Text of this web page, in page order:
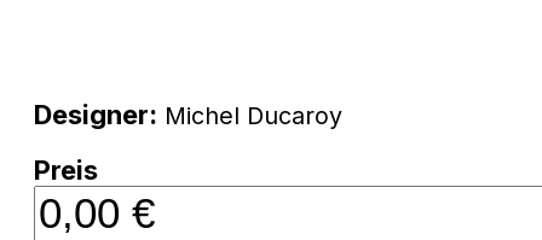
Designer: Michel Ducaroy
Preis